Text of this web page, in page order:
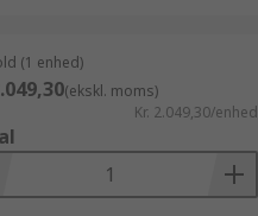
(1 enhed)
(ekskl. moms)
Kr. 2.049,30/enhed